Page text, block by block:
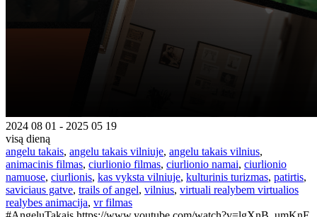
2024 08 01 - 2025 05 19
visą dieną
angelu takais, angelu takais vilniuje, angelu takais vilnius,
animacinis filmas, ciurlionio filmas, ciurlionio namai, ciurlionio
namuose, ciurlionis, kas vyksta vilniuje, kulturinis turizmas, patirtis,
saviciaus gatve, trails of angel, vilnius, virtuali realybem virtualios
realybes animacija, vr filmas